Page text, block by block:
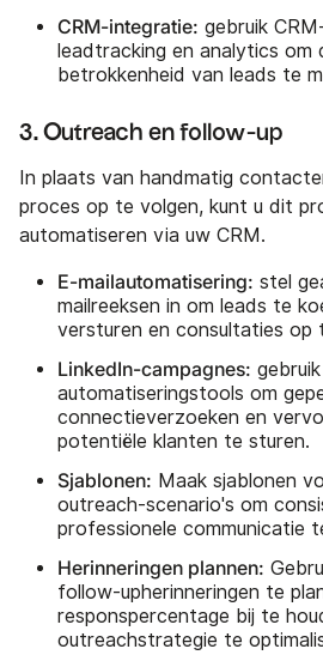
CRM-integratie: gebruik
leadtracking en analytics om
betrokkenheid van leads te
3. Outreach en follow-up
In plaats van handmatig
proces op te volgen, kunt u dit
automatiseren via uw CRM.
E-mailautomatisering: stel
mailreeksen in om leads te
versturen en consultaties op
LinkedIn-campagnes:
automatiseringstools om
connectieverzoeken en
potentiële klanten te sturen.
Sjablonen: Maak sjablonen
outreach-scenario's om
professionele communicatie
Herinneringen plannen:
follow-upherinneringen te
responspercentage bij te
outreachstrategie te